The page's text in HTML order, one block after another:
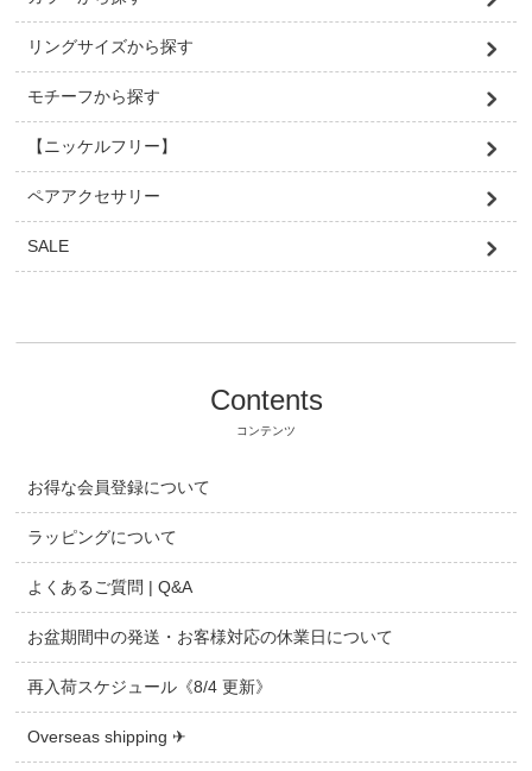
リングサイズから探す
モチーフから探す
【ニッケルフリー】
ペアアクセサリー
SALE
Contents
コンテンツ
お得な会員登録について
ラッピングについて
よくあるご質問 | Q&A
お盆期間中の発送・お客様対応の休業日について
再入荷スケジュール《8/4 更新》
Overseas shipping ✈